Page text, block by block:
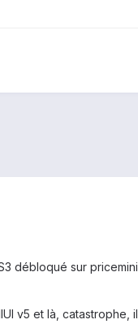
débloqué sur
v5 et là,